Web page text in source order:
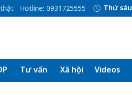
Hotline: 0931725555 Thứ sáu
Tư vấn Xã hội Videos